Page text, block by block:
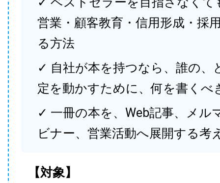
営業・顧客教育・信用形成・採
る方法
✓ 自社が本を持つなら、誰の、
定を動かすために、何を書くべ
✓ 一冊の本を、Web記事、メル
ビナー、営業活動へ展開する考
【対象】